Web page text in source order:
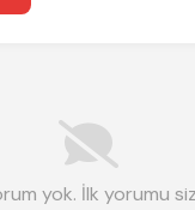
yok. İlk yorumu